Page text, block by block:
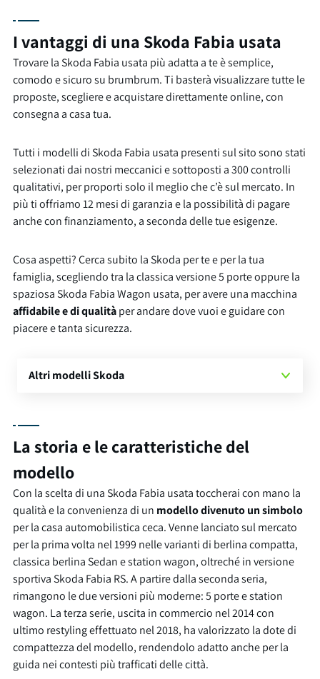
I vantaggi di una Skoda Fabia usata
Trovare la Skoda Fabia usata più adatta a te è semplice,
comodo e sicuro su brumbrum. Ti basterà visualizzare tutte le
proposte, scegliere e acquistare direttamente online, con
consegna a casa tua.
Tutti i modelli di Skoda Fabia usata presenti sul sito sono stati
selezionati dai nostri meccanici e sottoposti a 300 controlli
qualitativi, per proporti solo il meglio che c’è sul mercato. In
più ti offriamo 12 mesi di garanzia e la possibilità di pagare
anche con finanziamento, a seconda delle tue esigenze.
Cosa aspetti? Cerca subito la Skoda per te e per la tua
famiglia, scegliendo tra la classica versione 5 porte oppure la
spaziosa Skoda Fabia Wagon usata, per avere una macchina
affidabile e di qualitàper andare dove vuoi e guidare con
piacere e tanta sicurezza.
Altri modelli Skoda
La storia e le caratteristiche del
modello
Con la scelta di una Skoda Fabia usata toccherai con mano la
qualità e la convenienza di un modello divenuto un simbolo
per la casa automobilistica ceca. Venne lanciato sul mercato
per la prima volta nel 1999 nelle varianti di berlina compatta,
classica berlina Sedan e station wagon, oltreché in versione
sportiva Skoda Fabia RS. A partire dalla seconda seria,
rimangono le due versioni più moderne: 5 porte e station
wagon. La terza serie, uscita in commercio nel 2014 con
ultimo restyling effettuato nel 2018, ha valorizzato la dote di
compattezza del modello, rendendolo adatto anche per la
guida nei contesti più trafficati delle città.